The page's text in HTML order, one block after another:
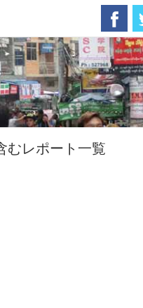
むレポート一覧